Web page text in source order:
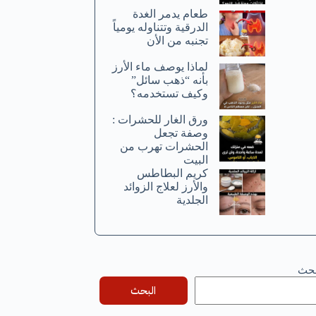
طعام يدمر الغدة
الدرقية وتتناوله يومياً
تجنبه من الأن
لماذا يوصف ماء الأرز
بأنه “ذهب سائل”
وكيف تستخدمه؟
ورق الغار للحشرات :
وصفة تجعل
الحشرات تهرب من
البيت
كريم البطاطس
والأرز لعلاج الزوائد
الجلدية
البحث